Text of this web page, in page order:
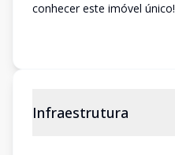
conhecer este imóvel único!
Infraestrutura